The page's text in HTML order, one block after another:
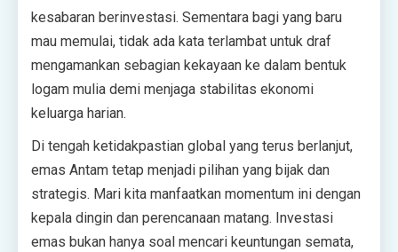
kesabaran berinvestasi. Sementara bagi yang baru
mau memulai, tidak ada kata terlambat untuk draf
mengamankan sebagian kekayaan ke dalam bentuk
logam mulia demi menjaga stabilitas ekonomi
keluarga harian.
Di tengah ketidakpastian global yang terus berlanjut,
emas Antam tetap menjadi pilihan yang bijak dan
strategis. Mari kita manfaatkan momentum ini dengan
kepala dingin dan perencanaan matang. Investasi
emas bukan hanya soal mencari keuntungan semata,